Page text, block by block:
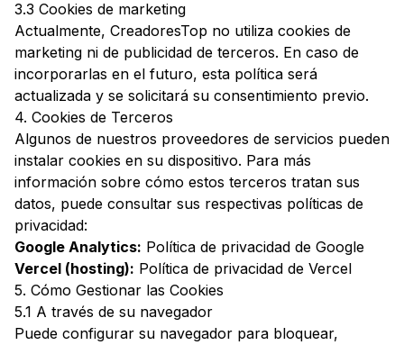
3.3 Cookies de marketing
Actualmente, CreadoresTop no utiliza cookies de
marketing ni de publicidad de terceros. En caso de
incorporarlas en el futuro, esta política será
actualizada y se solicitará su consentimiento previo.
4. Cookies de Terceros
Algunos de nuestros proveedores de servicios pueden
instalar cookies en su dispositivo. Para más
información sobre cómo estos terceros tratan sus
datos, puede consultar sus respectivas políticas de
privacidad:
Google Analytics: Política de privacidad de Google
Vercel (hosting): Política de privacidad de Vercel
5. Cómo Gestionar las Cookies
5.1 A través de su navegador
Puede configurar su navegador para bloquear,